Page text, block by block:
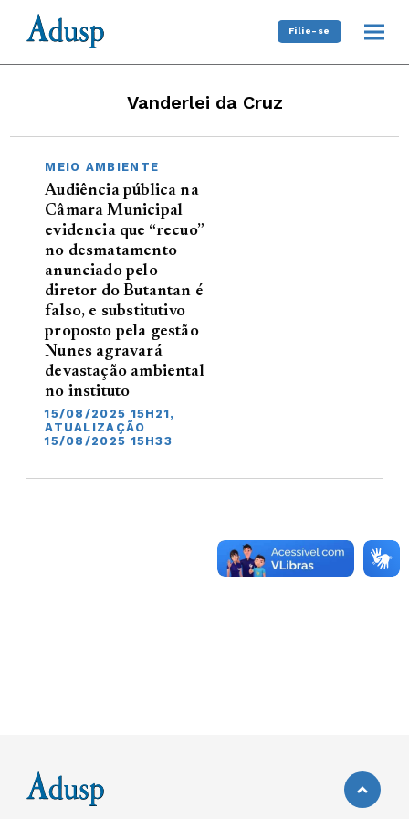
Filie-se
Vanderlei da Cruz
MEIO AMBIENTE
Audiência pública na
Câmara Municipal
evidencia que “recuo”
no desmatamento
anunciado pelo
diretor do Butantan é
falso, e substitutivo
proposto pela gestão
Nunes agravará
devastação ambiental
no instituto
15/08/2025 15H21,
ATUALIZAÇÃO
15/08/2025 15H33